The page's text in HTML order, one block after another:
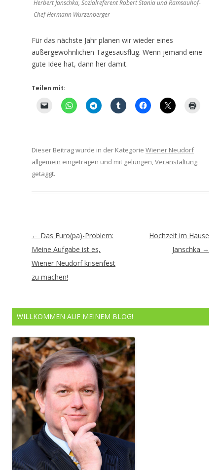
Herbert Janschka, Sozialreferent Robert Stania und Ramsauhof-
Chef Hermann Wurzenberger
Für das nächste Jahr planen wir wieder eines
außergewöhnlichen Tagesausflug. Wenn jemand eine
gute Idee hat, dann her damit.
Teilen mit:
Dieser Beitrag wurde in der Kategorie Wiener Neudorf
allgemein eingetragen und mit gelungen,Veranstaltung
getaggt.
Artikel-
Navigation
← Das Euro(pa)-Problem:
Meine Aufgabe ist es,
Wiener Neudorf krisenfest
zu machen!
Hochzeit im Hause
Janschka →
WILLKOMMEN AUF MEINEM BLOG!